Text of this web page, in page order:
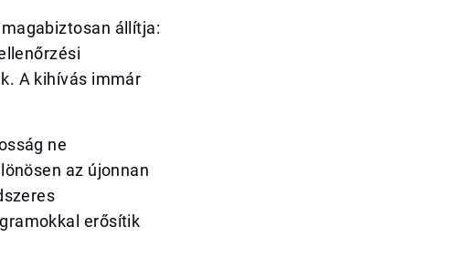
állítja:
A kihívás immár
ne
az újonnan
erősítik